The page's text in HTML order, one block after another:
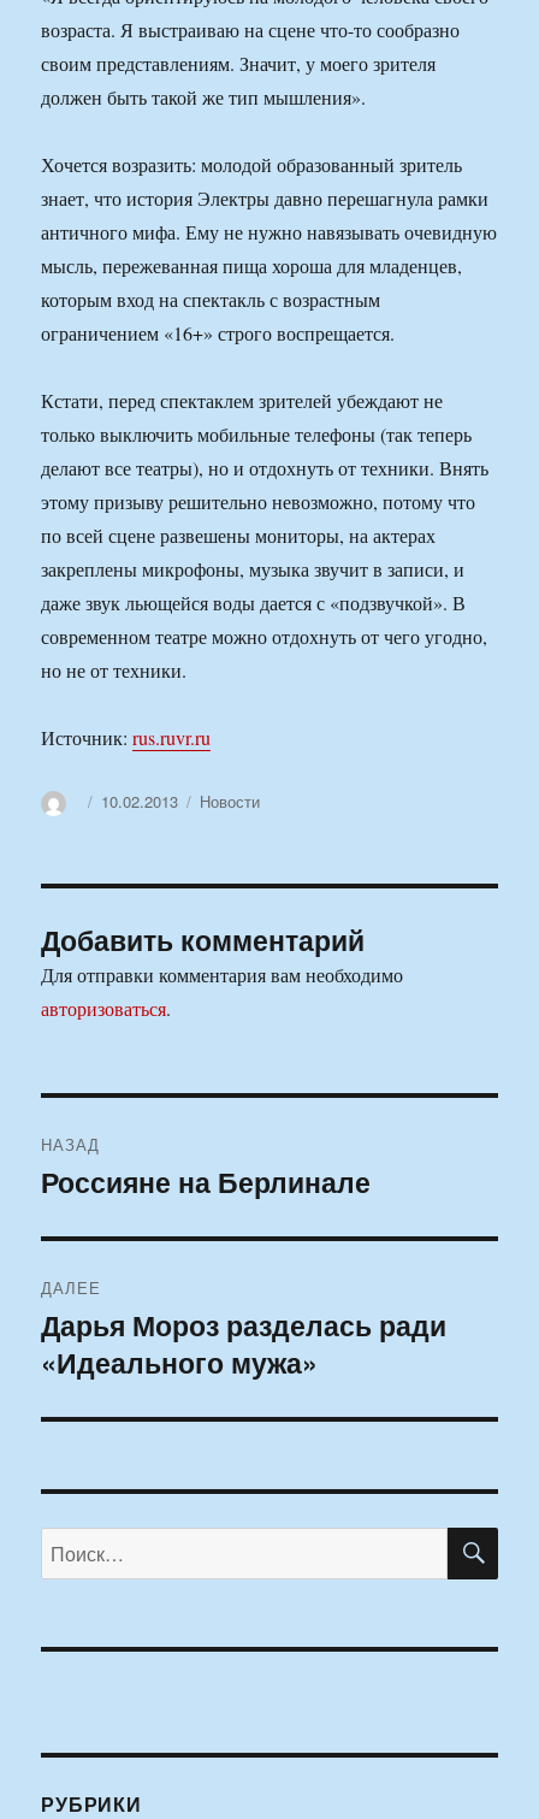
возраста. Я выстраиваю на сцене что-то сообразно
своим представлениям. Значит, у моего зрителя
должен быть такой же тип мышления».
Хочется возразить: молодой образованный зритель
знает, что история Электры давно перешагнула рамки
античного мифа. Ему не нужно навязывать очевидную
мысль, пережеванная пища хороша для младенцев,
которым вход на спектакль с возрастным
ограничением «16+» строго воспрещается.
Кстати, перед спектаклем зрителей убеждают не
только выключить мобильные телефоны (так теперь
делают все театры), но и отдохнуть от техники. Внять
этому призыву решительно невозможно, потому что
по всей сцене развешены мониторы, на актерах
закреплены микрофоны, музыка звучит в записи, и
даже звук льющейся воды дается с «подзвучкой». В
современном театре можно отдохнуть от чего угодно,
но не от техники.
Источник:rus.ruvr.ru
АвторОпубликовано
10.02.2013 Рубрики
Новости
Добавить комментарий
Для отправки комментария вам необходимо
авторизоваться.
по
НАЗАД
Предыдущая
Россияне на Берлинале
ДАЛЕЕ
Следующая
запись:
Дарья Мороз разделась ради
«Идеального мужа»
Искать:
РУБРИКИ